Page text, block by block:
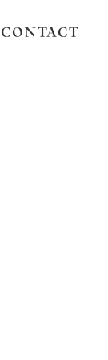
CONTACT